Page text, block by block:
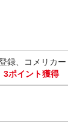
録、コメリカ
3ポイント獲得